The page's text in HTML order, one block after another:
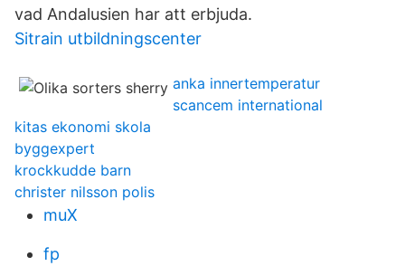
vad Andalusien har att erbjuda.
Sitrain utbildningscenter
anka innertemperatur
scancem international
kitas ekonomi skola
byggexpert
krockkudde barn
christer nilsson polis
muX
fp